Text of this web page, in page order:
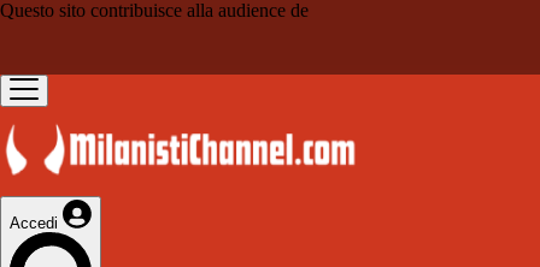
Questo sito contribuisce alla audience de
Accedi